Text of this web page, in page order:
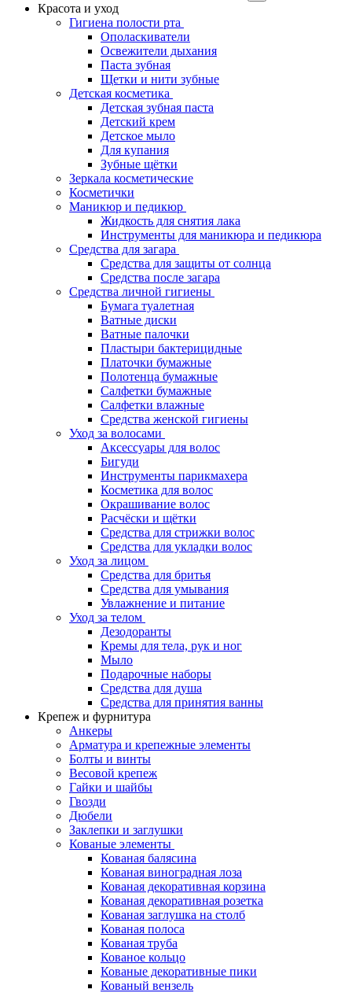
Красота и уход
Гигиена полости рта
Ополаскиватели
Освежители дыхания
Паста зубная
Щетки и нити зубные
Детская косметика
Детская зубная паста
Детский крем
Детское мыло
Для купания
Зубные щётки
Зеркала косметические
Косметички
Маникюр и педикюр
Жидкость для снятия лака
Инструменты для маникюра и педикюра
Средства для загара
Средства для защиты от солнца
Средства после загара
Средства личной гигиены
Бумага туалетная
Ватные диски
Ватные палочки
Пластыри бактерицидные
Платочки бумажные
Полотенца бумажные
Салфетки бумажные
Салфетки влажные
Средства женской гигиены
Уход за волосами
Аксессуары для волос
Бигуди
Инструменты парикмахера
Косметика для волос
Окрашивание волос
Расчёски и щётки
Средства для стрижки волос
Средства для укладки волос
Уход за лицом
Средства для бритья
Средства для умывания
Увлажнение и питание
Уход за телом
Дезодоранты
Кремы для тела, рук и ног
Мыло
Подарочные наборы
Средства для душа
Средства для принятия ванны
Крепеж и фурнитура
Анкеры
Арматура и крепежные элементы
Болты и винты
Весовой крепеж
Гайки и шайбы
Гвозди
Дюбели
Заклепки и заглушки
Кованые элементы
Кованая балясина
Кованая виноградная лоза
Кованая декоративная корзина
Кованая декоративная розетка
Кованая заглушка на столб
Кованая полоса
Кованая труба
Кованое кольцо
Кованые декоративные пики
Кованый вензель